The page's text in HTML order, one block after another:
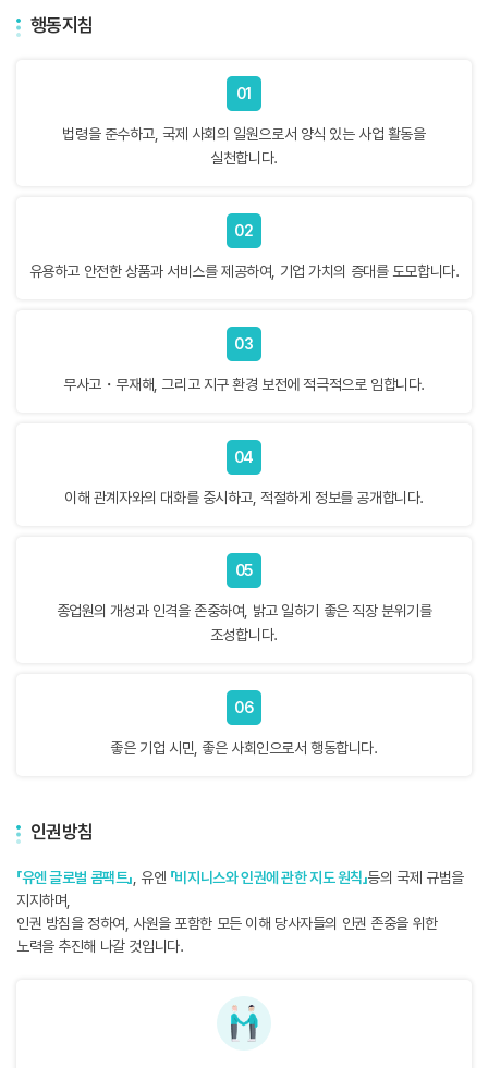
행동지침
01
법령을 준수하고, 국제 사회의 일원으로서 양식 있는 사업 활동을
실천합니다.
02
유용하고 안전한 상품과 서비스를 제공하여, 기업 가치의 증대를 도모합니다.
03
무사고・무재해, 그리고 지구 환경 보전에 적극적으로 임합니다.
04
이해 관계자와의 대화를 중시하고, 적절하게 정보를 공개합니다.
05
종업원의 개성과 인격을 존중하여, 밝고 일하기 좋은 직장 분위기를
조성합니다.
06
좋은 기업 시민, 좋은 사회인으로서 행동합니다.
인권방침
「유엔 글로벌 콤팩트」 , 유엔 「비지니스와 인권에 관한 지도 원칙」등의 국제 규범을
지지하며,
인권 방침을 정하여, 사원을 포함한 모든 이해 당사자들의 인권 존중을 위한
노력을 추진해 나갈 것입니다.